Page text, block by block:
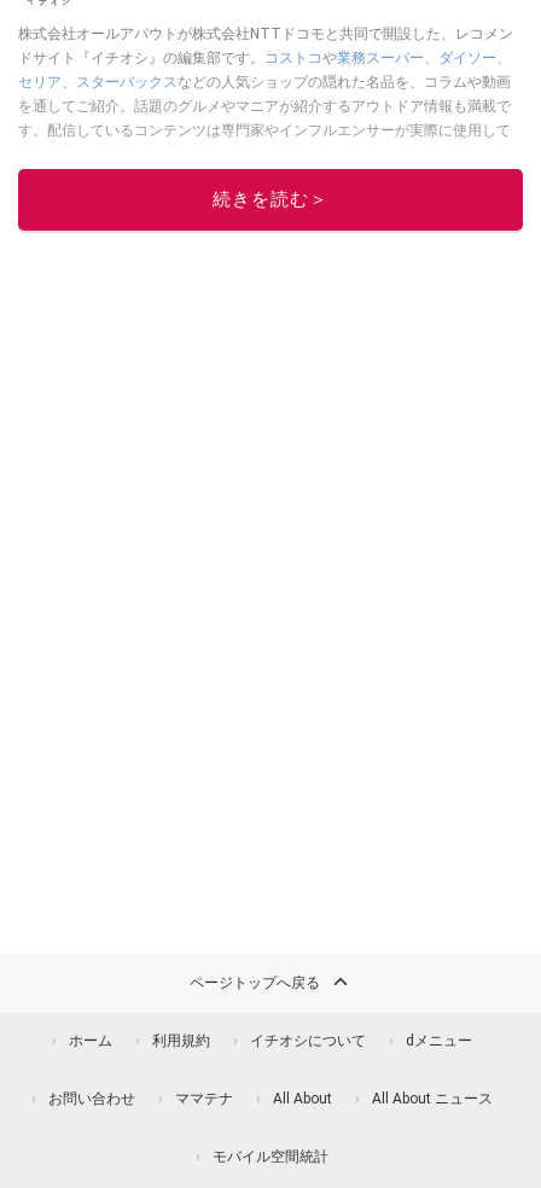
株式会社オールアバウトが株式会社NTTドコモと共同で開設した、レコメン
ドサイト『イチオシ』の編集部です。
コストコや業務スーパー、 ダイソー、
セリア、 スターバックスなどの人気ショップの隠れた名品を、コラムや動画
を通してご紹介。話題のグルメやマニアが紹介するアウトドア情報も満載で
す。配信しているコンテンツは専門家やインフルエンサーが実際に使用して
ニュースでフォロー
続きを読む＞
ページトップへ戻る
ホーム 利用規約 イチオシについて dメニュー
お問い合わせ ママテナ All About All About ニュース
モバイル空間統計